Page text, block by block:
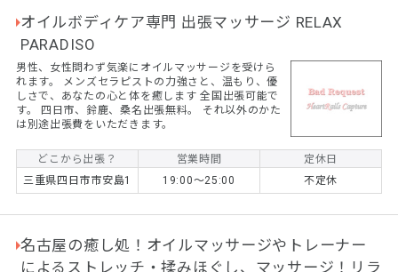
オイルボディケア専門 出張マッサージ RELAX
PARADISO
男性、女性問わず気楽にオイルマッサージを受けら
れます。 メンズセラピストの力強さと、温もり、優
しさで、あなたの心と体を癒します 全国出張可能で
す。 四日市、鈴鹿、桑名出張無料。 それ以外のかた
は別途出張費をいただきます。
どこから出張？ 営業時間
定休日
三重県四日市市安島1
19:00～25:00 不定休
名古屋の癒し処！オイルマッサージやトレーナー
によるストレッチ・揉みほぐし、マッサージ！リラ